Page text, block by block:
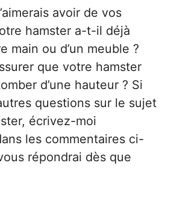
avoir de vos
hamster a-t-il déjà
main ou d’un meuble ?
que votre hamster
d’une hauteur ? Si
questions sur le sujet
écrivez-moi
les commentaires ci-
répondrai dès que